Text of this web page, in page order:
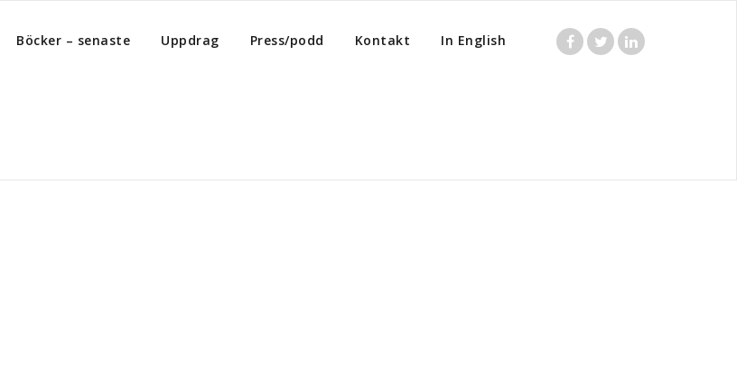
Böcker – senaste Uppdrag Press/podd Kontakt In English